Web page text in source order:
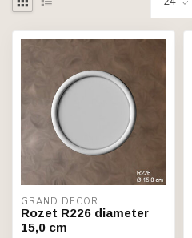
GRAND DECOR
Rozet R226 diameter
15,0 cm